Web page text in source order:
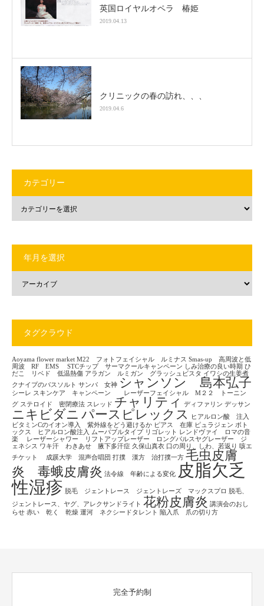
英国ロイヤルオペラ 椿姫
2019.04.13
クリニックの春の訪れ、、、
2019.04.6
カテゴリー
年月を選択
タグクラウド
Aoyama flower market M22 フォトフェイシャル ルミナス Smas-up 高周波と低
周波 RF EMS
STCチップ サーマクールキャンペーン しみ治療の良い時期 ひ
だこ リベド 低温熱傷 アラガン ルミガン グラッシュビスタ イワシの生姜煮
クナイプのバスソルト サンバ 女神 シャンソン 島本弘子
シーレ スキンケア キャンペーン レーザーフェイシャル M２２ トーニン
グ ステロイド 密閉療法 スレッド チャリティ ディファリン デッサン
ニキビダニ パースピレックス
ヒアルロン酸 注入
ビタミンCのイオン導入 紫外線をどう避けるか ピアス 在庫 ピュラジェン ボト
ックス ヒアルロン酸注入
ムーバブルタイプ リゴレット レンドヴァイ ロマの音
楽
レーザーシャワー リフトアップレーザー ロングパルスヤグレーザー ジ
ェネシス ワキ汗 わきあせ 腋下多汗症 久保山真衣 口の周り、しわ、若返り 咳エ
チケット
成蹊大学 混声合唱団 打撲 漢方 治打撲一方 毛虫皮膚
炎 毒蛾皮膚炎 法令線 年齢による変化
皮脂欠乏
性湿疹 脱毛 ジェントレース ジェントレーズ マックスプロ
脱毛、
ジェントレース、ヤグ、アレクサンドライト 花粉皮膚炎 講演会のおし
らせ 赤い 乾く 乾燥 運河 ネクシードタレント 陥入爪 爪の切り方
完全予約制